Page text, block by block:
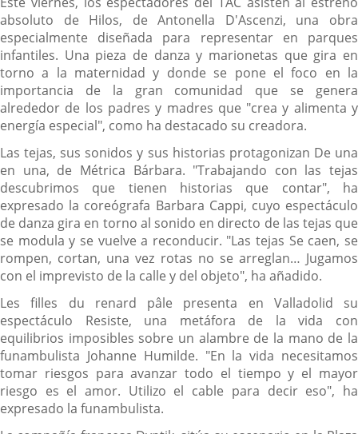
absoluto de Hilos, de Antonella D'Ascenzi, una obra
especialmente diseñada para representar en parques
infantiles. Una pieza de danza y marionetas que gira en
torno a la maternidad y donde se pone el foco en la
importancia de la gran comunidad que se genera
alrededor de los padres y madres que "crea y alimenta y
energía especial", como ha destacado su creadora.
Las tejas, sus sonidos y sus historias protagonizan De una
en una, de Métrica Bárbara. "Trabajando con las tejas
descubrimos que tienen historias que contar", ha
expresado la coreógrafa Barbara Cappi, cuyo espectáculo
de danza gira en torno al sonido en directo de las tejas que
se modula y se vuelve a reconducir. "Las tejas Se caen, se
rompen, cortan, una vez rotas no se arreglan… Jugamos
con el imprevisto de la calle y del objeto", ha añadido.
Les filles du renard pâle presenta en Valladolid su
espectáculo Resiste, una metáfora de la vida con
equilibrios imposibles sobre un alambre de la mano de la
funambulista Johanne Humilde. "En la vida necesitamos
tomar riesgos para avanzar todo el tiempo y el mayor
riesgo es el amor. Utilizo el cable para decir eso", ha
expresado la funambulista.